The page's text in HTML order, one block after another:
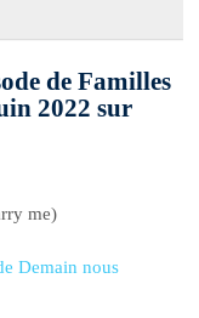
de Familles
2022 sur
me)
Demain nous